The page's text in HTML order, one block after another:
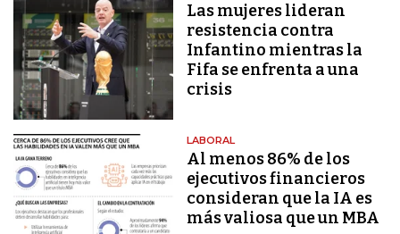
Las mujeres lideran
resistencia contra
Infantino mientras la
Fifa se enfrenta a una
crisis
LABORAL
Al menos 86% de los
ejecutivos financieros
consideran que la IA es
más valiosa que un MBA